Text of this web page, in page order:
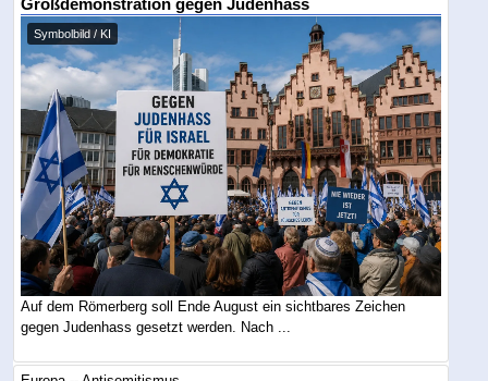
Großdemonstration gegen Judenhass
Symbolbild / KI
Auf dem Römerberg soll Ende August ein sichtbares Zeichen
gegen Judenhass gesetzt werden. Nach ...